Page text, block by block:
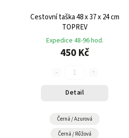
Cestovní taška 48 x 37 x 24 cm
TOPREV
Expedice 48-96 hod.
450 Kč
Detail
Černá / Azurová
Černá / Růžová